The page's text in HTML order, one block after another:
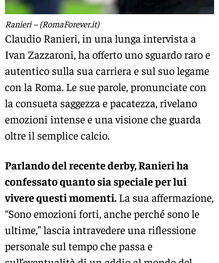
Ranieri – (RomaForever.it)
Claudio Ranieri, in una lunga intervista a
Ivan Zazzaroni, ha offerto uno sguardo raro e
autentico sulla sua carriera e sul suo legame
con la Roma. Le sue parole, pronunciate con
la consueta saggezza e pacatezza, rivelano
emozioni intense e una visione che guarda
oltre il semplice calcio.
Parlando del recente derby, Ranieri ha
confessato quanto sia speciale per lui
vivere questi momenti. La sua affermazione,
“Sono emozioni forti, anche perché sono le
ultime,” lascia intravedere una riflessione
personale sul tempo che passa e